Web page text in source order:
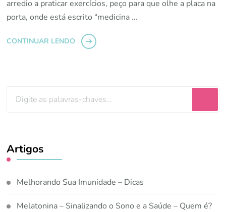
arredio a praticar exercícios, peço para que olhe a placa na
porta, onde está escrito “medicina …
CONTINUAR LENDO
algo?
Artigos
Melhorando Sua Imunidade – Dicas
Melatonina – Sinalizando o Sono e a Saúde – Quem é?